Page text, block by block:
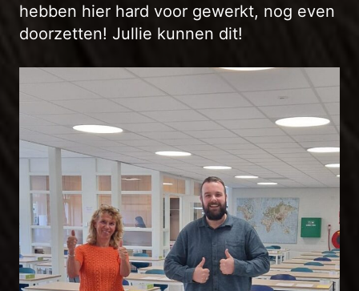
hebben hier hard voor gewerkt, nog even
doorzetten! Jullie kunnen dit!